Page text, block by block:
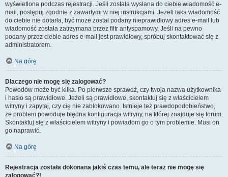
wyświetlona podczas rejestracji. Jeśli została wysłana do ciebie wiadomość e-
mail, postępuj zgodnie z zawartymi w niej instrukcjami. Jeżeli taka wiadomość
do ciebie nie dotarła, być może został podany nieprawidłowy adres e-mail lub
wiadomość została zatrzymana przez filtr antyspamowy. Jeśli na pewno
podany przez ciebie adres e-mail jest prawidłowy, spróbuj skontaktować się z
administratorem.
Na górę
Dlaczego nie mogę się zalogować?
Powodów może być kilka. Po pierwsze sprawdź, czy twoja nazwa użytkownika
i hasło są prawidłowe. Jeżeli są prawidłowe, skontaktuj się z właścicielem
witryny i zapytaj, czy cię nie zablokowano. Istnieje też prawdopodobieństwo,
że problem powoduje błędna konfiguracja witryny, na której znajduje się forum.
Skontaktuj się z właścicielem witryny i powiadom go o tym problemie. Musi on
go naprawić.
Na górę
Rejestracja została dokonana jakiś czas temu, ale teraz nie mogę się
zalogować?!